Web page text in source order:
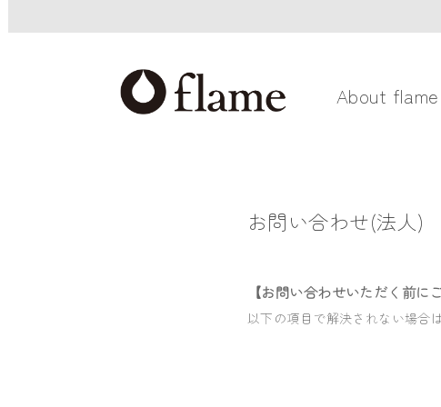
About flame
お問い合わせ(法人)
【お問い合わせいただく前に
以下の項目で解決されない場合